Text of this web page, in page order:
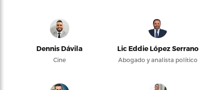
Dennis Dávila
Cine
Lic Eddie López Serrano
Abogado y analista político